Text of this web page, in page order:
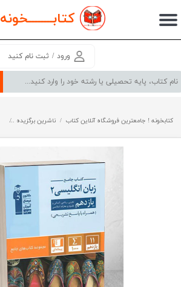
کتابــــــــخونه
ورود / ثبت نام کنید
حساب کاربری من
سفارشات
کتابخونه ! جامعترین فروشگاه آنلاین کتاب ناشرین برگزیده